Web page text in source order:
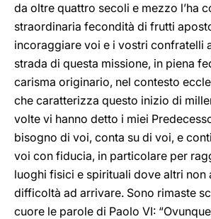
da oltre quattro secoli e mezzo l’ha
straordinaria fecondità di frutti
incoraggiare voi e i vostri confratelli
strada di questa missione, in piena
carisma originario, nel contesto
che caratterizza questo inizio di
volte vi hanno detto i miei
bisogno di voi, conta su di voi, e
voi con fiducia, in particolare per
luoghi fisici e spirituali dove altri non
difficoltà ad arrivare. Sono rimaste
cuore le parole di Paolo VI: